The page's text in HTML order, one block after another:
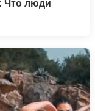
Что люди